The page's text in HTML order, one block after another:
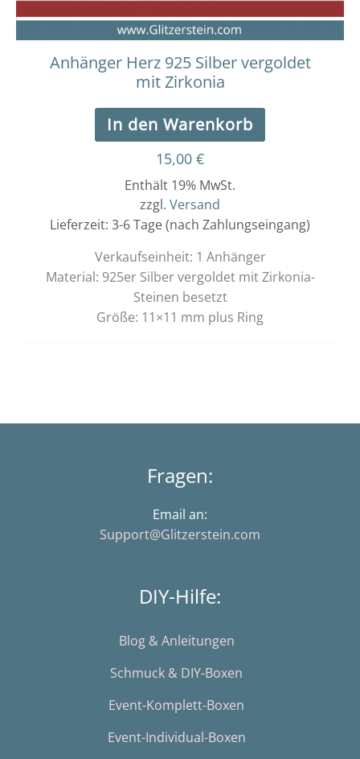
Anhänger Herz 925 Silber vergoldet
mit Zirkonia
In den Warenkorb
15,00 €
Enthält 19% MwSt.
zzgl. Versand
Lieferzeit: 3-6 Tage (nach Zahlungseingang)
Verkaufseinheit: 1 Anhänger
Material: 925er Silber vergoldet mit Zirkonia-
Steinen besetzt
Größe: 11×11 mm plus Ring
Fragen:
Email an:
Support@Glitzerstein.com
DIY-Hilfe:
Blog & Anleitungen
Schmuck & DIY-Boxen
Event-Komplett-Boxen
Event-Individual-Boxen